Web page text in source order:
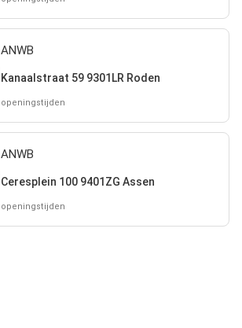
ANWB
Kanaalstraat 59 9301LR Roden
openingstijden
ANWB
Ceresplein 100 9401ZG Assen
openingstijden